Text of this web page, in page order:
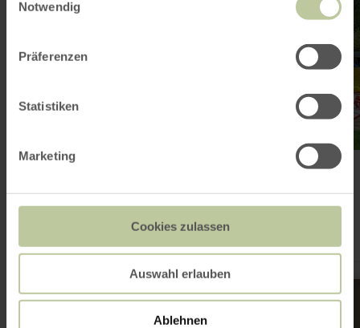
Notwendig
Präferenzen
Statistiken
Marketing
Cookies zulassen
Auswahl erlauben
Ablehnen
Minigolf Rurberg
Open today
more